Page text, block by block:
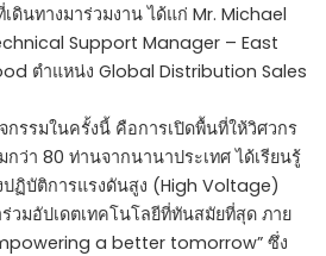
ดินทางมาร่วมงาน ได้แก่ Mr. Michael
Support Manager – East
ตำแหน่ง Global Distribution Sales
รรมในครั้งนี้ คือการเปิดพื้นที่ให้วิศวกร
ว่า 80 ท่านจากนานาประเทศ ได้เรียนรู้
ฏิบัติการแรงดันสูง (High Voltage)
วมอัปเดตเทคโนโลยีที่ทันสมัยที่สุด ภาย
a better tomorrow” ซึ่ง